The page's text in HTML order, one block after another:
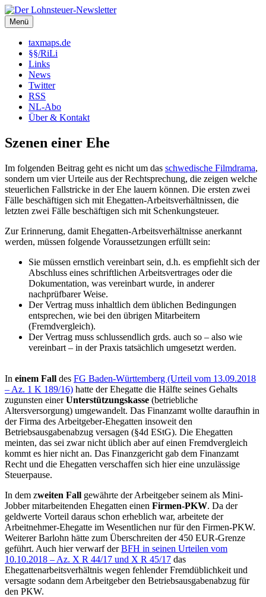
Zum
Inhalt
springen
Der Lohnsteuer-Newsletter
Steuerliche Informationen rund um das Arbeitsverhältnis (LSt,
SozVers, AR und mehr).
Menü
taxmaps.de
§§/RiLi
Links
News
Twitter
RSS
NL-Abo
Über & Kontakt
Szenen einer Ehe
Im folgenden Beitrag geht es nicht um das schwedische Filmdrama,
sondern um vier Urteile aus der Rechtsprechung, die zeigen welche
steuerlichen Fallstricke in der Ehe lauern können. Die ersten zwei
Fälle beschäftigen sich mit Ehegatten-Arbeitsverhältnissen, die
letzten zwei Fälle beschäftigen sich mit Schenkungsteuer.
Zur Erinnerung, damit Ehegatten-Arbeitsverhältnisse anerkannt
werden, müssen folgende Voraussetzungen erfüllt sein:
Sie müssen ernstlich vereinbart sein, d.h. es empfiehlt sich der
Abschluss eines schriftlichen Arbeitsvertrages oder die
Dokumentation, was vereinbart wurde, in anderer
nachprüfbarer Weise.
Der Vertrag muss inhaltlich dem üblichen Bedingungen
entsprechen, wie bei den übrigen Mitarbeitern
(Fremdvergleich).
Der Vertrag muss schlussendlich grds. auch so – also wie
vereinbart – in der Praxis tatsächlich umgesetzt werden.
In einem Fall des FG Baden-Württemberg (Urteil vom 13.09.2018
– Az. 1 K 189/16) hatte der Ehegatte die Hälfte seines Gehalts
zugunsten einerUnterstützungskasse (betriebliche
Altersversorgung) umgewandelt. Das Finanzamt wollte daraufhin in
der Firma des Arbeitgeber-Ehegatten insoweit den
Betriebsausgabenabzug versagen (§4d EStG). Die Ehegatten
meinten, das sei zwar nicht üblich aber auf einen Fremdvergleich
kommt es hier nicht an. Das Finanzgericht gab dem Finanzamt
Recht und die Ehegatten verschaffen sich hier eine unzulässige
Steuerpause.
In dem zweiten Fall gewährte der Arbeitgeber seinem als Mini-
Jobber mitarbeitenden Ehegatten einen Firmen-PKW. Da der
geldwerte Vorteil daraus schon erheblich war, arbeitete der
Arbeitnehmer-Ehegatte im Wesentlichen nur für den Firmen-PKW.
Weiterer Barlohn hätte zum Überschreiten der 450 EUR-Grenze
geführt. Auch hier verwarf derBFH in seinen Urteilen vom
10.10.2018 – Az. X R 44/17 und X R 45/17 das
Ehegattenarbeitsverhältnis wegen fehlender Fremdüblichkeit und
versagte sodann dem Arbeitgeber den Betriebsausgabenabzug für
den PKW.